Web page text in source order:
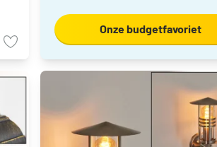
Onze budgetfavoriet